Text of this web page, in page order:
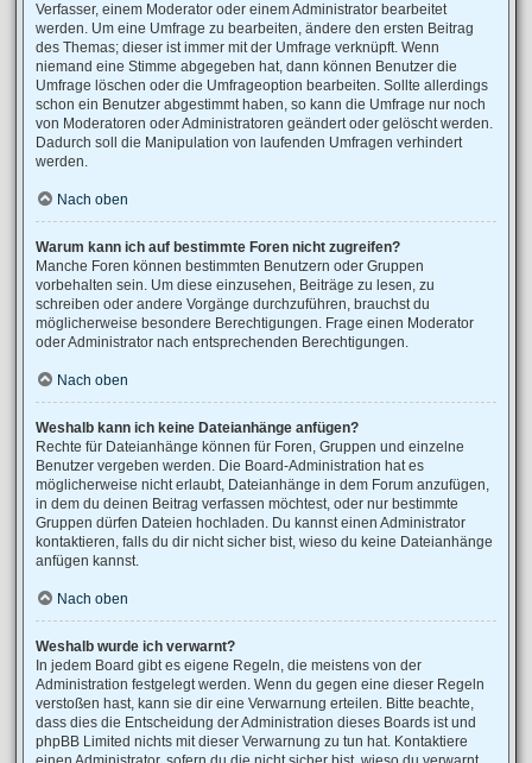
Verfasser, einem Moderator oder einem Administrator bearbeitet
werden. Um eine Umfrage zu bearbeiten, ändere den ersten Beitrag
des Themas; dieser ist immer mit der Umfrage verknüpft. Wenn
niemand eine Stimme abgegeben hat, dann können Benutzer die
Umfrage löschen oder die Umfrageoption bearbeiten. Sollte allerdings
schon ein Benutzer abgestimmt haben, so kann die Umfrage nur noch
von Moderatoren oder Administratoren geändert oder gelöscht werden.
Dadurch soll die Manipulation von laufenden Umfragen verhindert
werden.
Nach oben
Warum kann ich auf bestimmte Foren nicht zugreifen?
Manche Foren können bestimmten Benutzern oder Gruppen
vorbehalten sein. Um diese einzusehen, Beiträge zu lesen, zu
schreiben oder andere Vorgänge durchzuführen, brauchst du
möglicherweise besondere Berechtigungen. Frage einen Moderator
oder Administrator nach entsprechenden Berechtigungen.
Nach oben
Weshalb kann ich keine Dateianhänge anfügen?
Rechte für Dateianhänge können für Foren, Gruppen und einzelne
Benutzer vergeben werden. Die Board-Administration hat es
möglicherweise nicht erlaubt, Dateianhänge in dem Forum anzufügen,
in dem du deinen Beitrag verfassen möchtest, oder nur bestimmte
Gruppen dürfen Dateien hochladen. Du kannst einen Administrator
kontaktieren, falls du dir nicht sicher bist, wieso du keine Dateianhänge
anfügen kannst.
Nach oben
Weshalb wurde ich verwarnt?
In jedem Board gibt es eigene Regeln, die meistens von der
Administration festgelegt werden. Wenn du gegen eine dieser Regeln
verstoßen hast, kann sie dir eine Verwarnung erteilen. Bitte beachte,
dass dies die Entscheidung der Administration dieses Boards ist und
phpBB Limited nichts mit dieser Verwarnung zu tun hat. Kontaktiere